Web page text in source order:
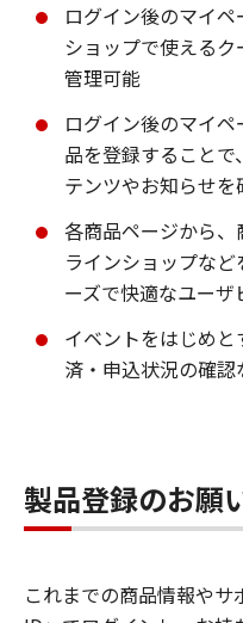
ログイン後のマイ
ショップで使える
管理可能
ログイン後のマイ
品を登録すること
テンツやお知らせを
各商品ページから
ラインショップな
ーズで快適なユーザ
イベントをはじめ
済・申込状況の確
製品登録のお願
これまでの商品情報や